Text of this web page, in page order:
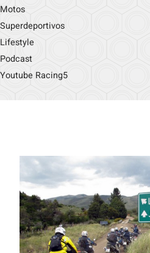
Motos
Superdeportivos
Lifestyle
Podcast
Youtube Racing5